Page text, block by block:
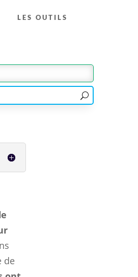
LES OUTILS
de